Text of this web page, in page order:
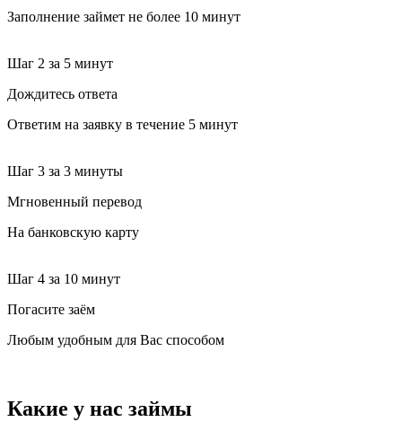
Заполнение займет не более 10 минут
Шаг 2 за 5 минут
Дождитесь ответа
Ответим на заявку в течение 5 минут
Шаг 3 за 3 минуты
Мгновенный перевод
На банковскую карту
Шаг 4 за 10 минут
Погасите заём
Любым удобным для Вас способом
Какие у нас займы